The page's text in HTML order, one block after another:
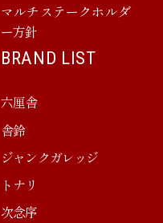
マルチステークホルダ
ー方針
BRAND LIST
六厘舎
舎鈴
ジャンクガレッジ
トナリ
次念序